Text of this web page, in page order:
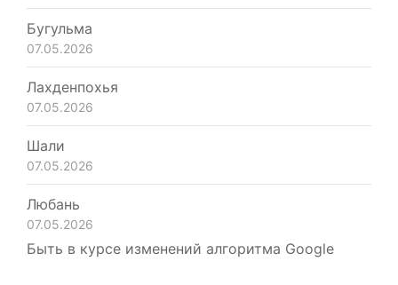
Бугульма
07.05.2026
Лахденпохья
07.05.2026
Шали
07.05.2026
Любань
07.05.2026
Быть в курсе изменений алгоритма Google